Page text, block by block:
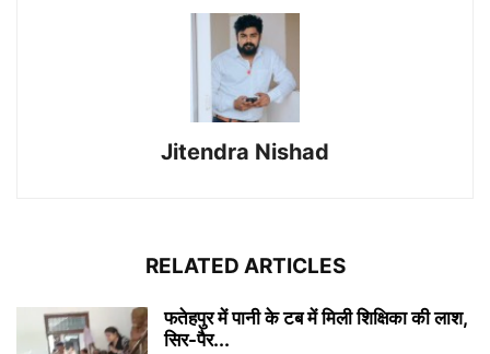
Jitendra Nishad
RELATED ARTICLES
फतेहपुर में पानी के टब में मिली शिक्षिका की लाश,
सिर-पैर...